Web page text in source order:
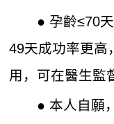
● 孕齡≤70
49天成功率更高
用，可在醫生監
● 本人自願